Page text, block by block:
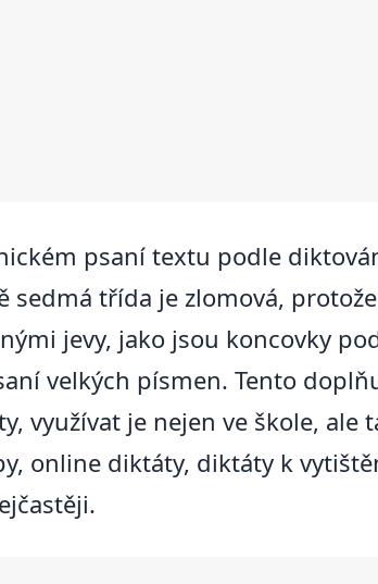
psaní textu podle
sedmá třída je zlomová,
jevy, jako jsou koncovky
velkých písmen. Tento
využívat je nejen ve škole, ale
online diktáty, diktáty k